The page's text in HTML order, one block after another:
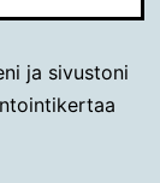
ja sivustoni